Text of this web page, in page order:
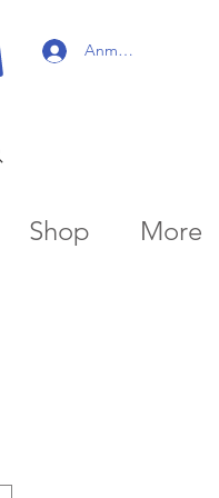
Anmelden
Shop More